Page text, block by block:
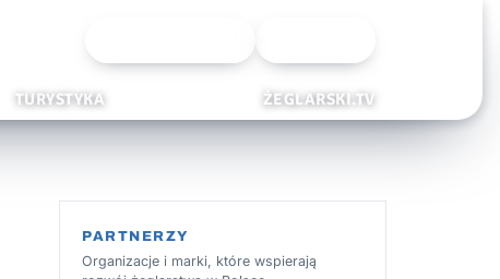
TURYSTYKA ŻEGLARSKI.TV
PARTNERZY
Organizacje i marki, które wspierają